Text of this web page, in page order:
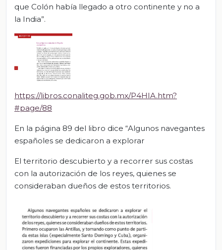
que Colón había llegado a otro continente y no a
la India”.
https://libros.conaliteg.gob.mx/P4HIA.htm?
#page/88
En la página 89 del libro dice “Algunos navegantes
españoles se dedicaron a explorar
El territorio descubierto y a recorrer sus costas
con la autorización de los reyes, quienes se
consideraban dueños de estos territorios.